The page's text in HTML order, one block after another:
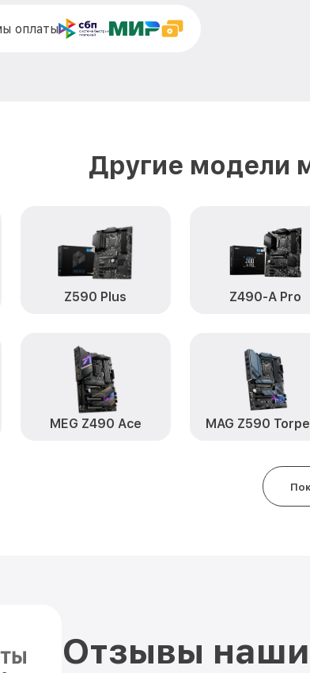
оплаты
Другие модели
Z590 Plus Z490-A Pro
MEG Z490 Ace MAG Z590
Отзывы